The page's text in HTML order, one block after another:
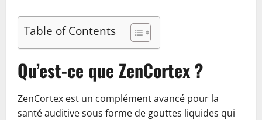
Table of Contents
Qu’est-ce que ZenCortex ?
ZenCortex est un complément avancé pour la
santé auditive sous forme de gouttes liquides qui